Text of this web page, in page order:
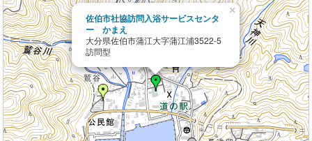
佐伯市社協訪問入浴サービスセンタ
ー かまえ
大分県佐伯市蒲江大字蒲江浦3522-5
訪問型
×